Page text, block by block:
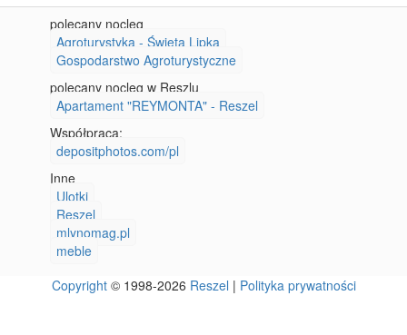
polecany nocleg
Agroturystyka - Święta Lipka
Gospodarstwo Agroturystyczne
polecany nocleg w Reszlu
Apartament "REYMONTA" - Reszel
Współpraca:
depositphotos.com/pl
Inne
Ulotki
Reszel
mlynomag.pl
meble
Copyright© 1998-2026 Reszel | Polityka prywatności